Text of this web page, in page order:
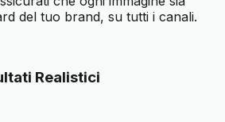
del tuo brand, su tutti i canali.
Realistici